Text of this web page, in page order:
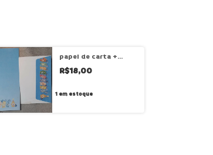
papel de carta +
carinhosos- cód 437
R$18,00
1em estoque